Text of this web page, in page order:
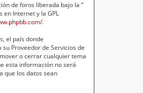
de foros liberada bajo la “
en Internet y la GPL
.
el país donde
Proveedor de Servicios de
o cerrar cualquier tema
esta información no será
que los datos sean